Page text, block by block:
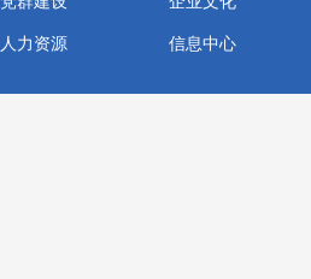
人力资源 信息中心